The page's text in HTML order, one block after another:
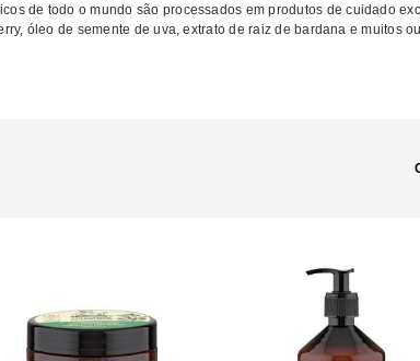
de todo o mundo são processados ​​em produtos de cuidado
óleo de semente de uva, extrato de raiz de bardana e muitos